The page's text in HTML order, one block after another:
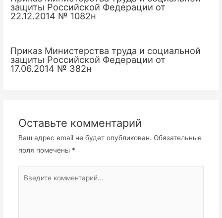
защиты Российской Федерации от
22.12.2014 № 1082н
Приказ Министерства труда и социальной
защиты Российской Федерации от
17.06.2014 № 382н
Оставьте комментарий
Ваш адрес email не будет опубликован. Обязательные
поля помечены *